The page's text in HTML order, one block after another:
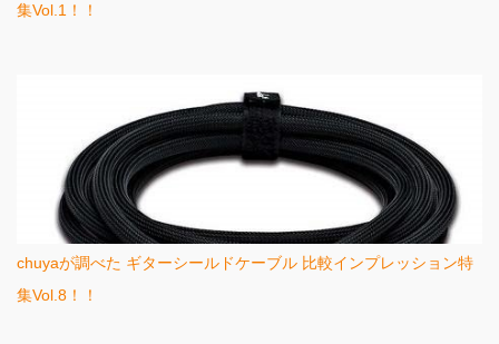
集Vol.1！！
chuyaが調べた ギターシールドケーブル 比較インプレッション特
集Vol.8！！